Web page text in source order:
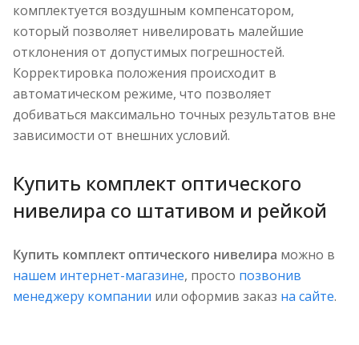
комплектуется воздушным компенсатором,
который позволяет нивелировать малейшие
отклонения от допустимых погрешностей.
Корректировка положения происходит в
автоматическом режиме, что позволяет
добиваться максимально точных результатов вне
зависимости от внешних условий.
Купить комплект оптического
нивелира со штативом и рейкой
Купить комплект оптического нивелира можно в
нашем интернет-магазине, просто позвонив
менеджеру компании или оформив заказ на сайте.